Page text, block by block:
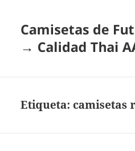
Camisetas de
→ Calidad Thai
Etiqueta:camisetas